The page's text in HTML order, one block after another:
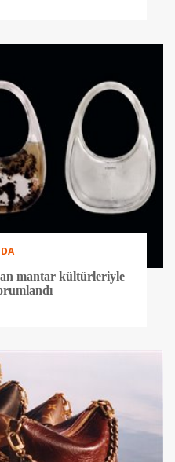
mantar kültürleriyle